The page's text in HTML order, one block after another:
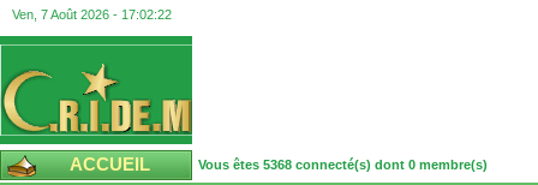
Ven, 7 Août 2026 - 17:02:23
ACCUEIL Vous êtes 5368 connecté(s) dont 0 membre(s)